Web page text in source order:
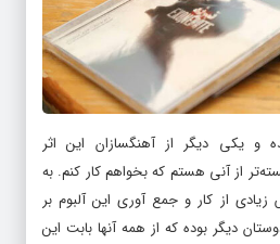
و یکی دیگر از آهنگسازان این اثر
از آنی هستم که بخواهم کار کنم. به
از کار و جمع آوری این آلبوم بر
دیگر بوده که از همه آنها بابت این